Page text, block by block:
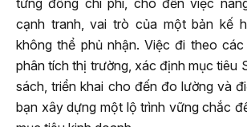
từng đồng chi phí, cho đến việc
cạnh tranh, vai trò của một bản kế
không thể phủ nhận. Việc đi theo
phân tích thị trường, xác định mục tiêu
sách, triển khai cho đến đo lường và
bạn xây dựng một lộ trình vững chắc